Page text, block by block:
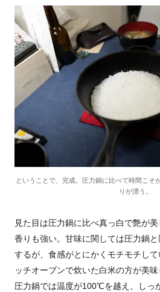
ということで、完成。圧力鍋に比べて時間こそ
りが漂う。
見た目は圧力鍋に比べ真っ白で艶が
香りも強い。甘味に関しては圧力鍋
するが、食感がとにかくモチモチし
ッチオーブンで炊いた白米の方が美
圧力鍋では温度が100℃を越え、しっ